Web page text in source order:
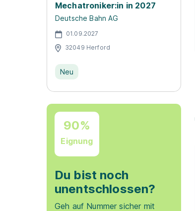
Mechatroniker:in in 2027
Deutsche Bahn AG
01.09.2027
32049 Herford
Neu
90%
Eignung
Du bist noch
unentschlossen?
Geh auf Nummer sicher mit